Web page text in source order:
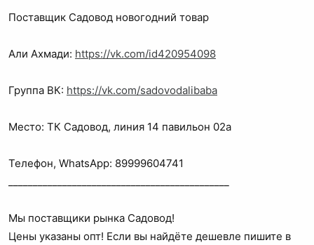
Поставщик Садовод новогодний товар
Али Ахмади: https://vk.com/id420954098
Группа ВК: https://vk.com/sadovodalibaba
Место: ТК Садовод, линия 14 павильон 02а
Телефон, WhatsApp: 89999604741
Мы поставщики рынка Садовод!
Цены указаны опт! Если вы найдёте дешевле пишите в